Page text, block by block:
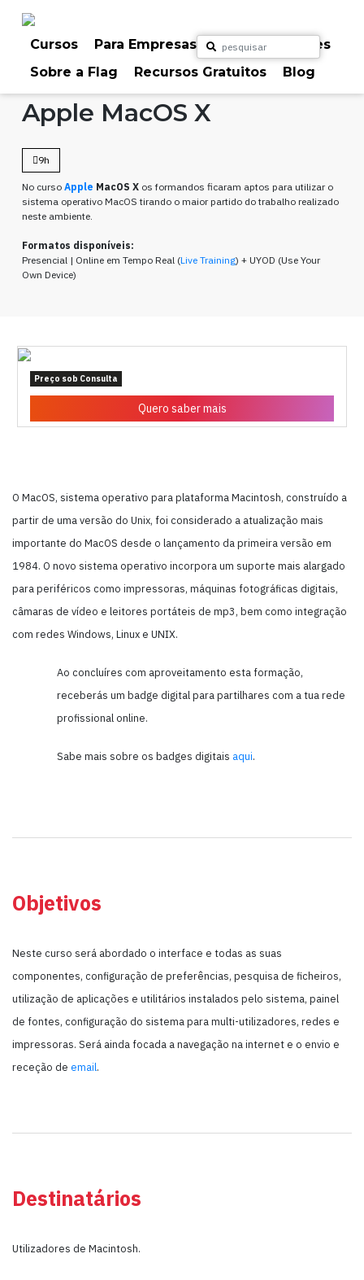
Cursos Para Empresas
Para Particulares
Sobre a Flag
Recursos Gratuitos Blog
Home Cursos Sistemas
Apple MacOS X
9h
No curso Apple MacOS X os formandos ficaram aptos para utilizar o
sistema operativo MacOS tirando o maior partido do trabalho realizado
neste ambiente.
Formatos disponíveis:
Presencial | Online em Tempo Real (Live Training) + UYOD (Use Your
Own Device)
O MacOS, sistema operativo para plataforma Macintosh, construído a
partir de uma versão do Unix, foi considerado a atualização mais
importante do MacOS desde o lançamento da primeira versão em
1984. O novo sistema operativo incorpora um suporte mais alargado
para periféricos como impressoras, máquinas fotográficas digitais,
câmaras de vídeo e leitores portáteis de mp3, bem como integração
com redes Windows, Linux e UNIX.
Ao concluíres com aproveitamento esta formação,
receberás um badge digital para partilhares com a tua rede
profissional online.
Sabe mais sobre os badges digitais aqui.
Objetivos
Neste curso será abordado o interface e todas as suas
componentes, configuração de preferências, pesquisa de ficheiros,
utilização de aplicações e utilitários instalados pelo sistema, painel
de fontes, configuração do sistema para multi-utilizadores, redes e
impressoras. Será ainda focada a navegação na internet e o envio e
receção de email.
Destinatários
Utilizadores de Macintosh.
Preço sob Consulta
Quero saber mais